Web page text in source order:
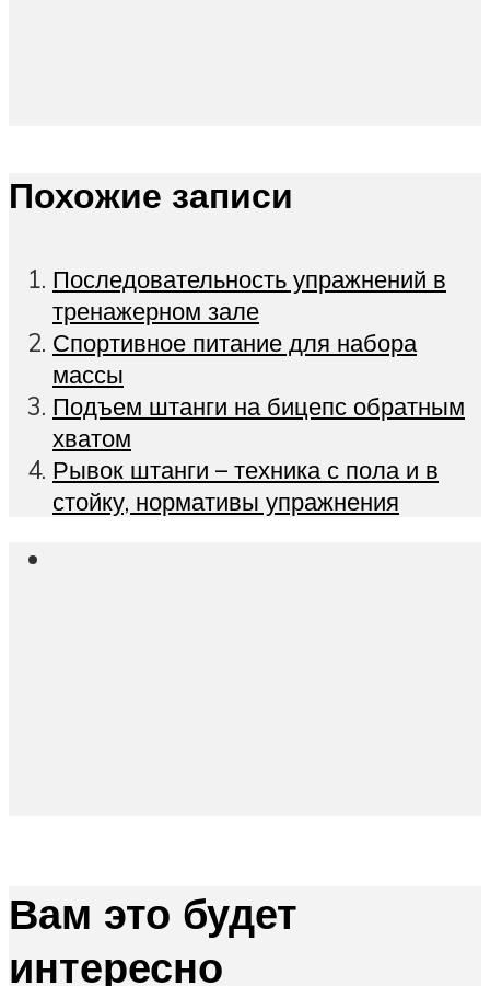
Похожие записи
Последовательность упражнений в
тренажерном зале
Спортивное питание для набора
массы
Подъем штанги на бицепс обратным
хватом
Рывок штанги – техника с пола и в
стойку, нормативы упражнения
Вам это будет
интересно